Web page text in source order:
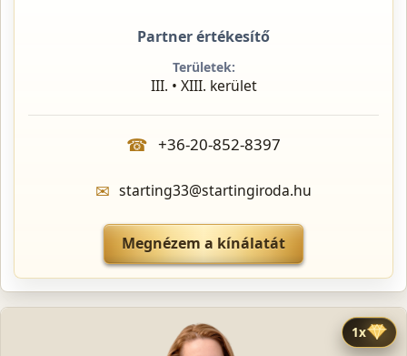
Partner értékesítő
Területek:
III. • XIII. kerület
☎ +36-20-852-8397
✉ starting33@startingiroda.hu
Megnézem a kínálatát
1x